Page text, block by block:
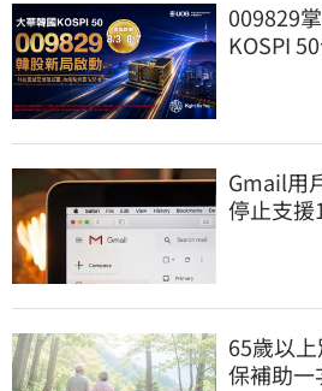
009829
KOSPI
Gmail用
停止支
65歲以
保補助